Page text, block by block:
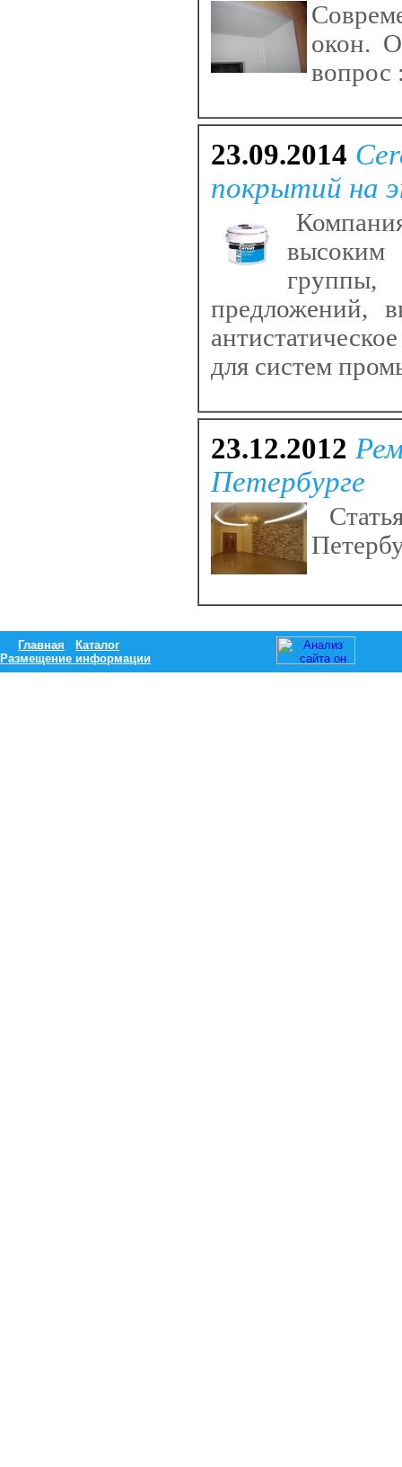
окон.
вопрос
23.09.2014
покрытий на
высоким
предложений,
для систем
23.12.2012
Петербурге
Главная
Каталог
Размещение информации